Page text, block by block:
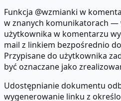
Funkcja @wzmianki w
w znanych komunikatorach —
użytkownika w komentarzu
mail z linkiem bezpośrednio
Przypisane do użytkownika
być oznaczane jako
Udostępnianie dokumentu
wygenerowanie linku z